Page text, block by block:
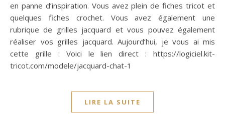
en panne d’inspiration. Vous avez plein de fiches tricot et
quelques fiches crochet. Vous avez également une
rubrique de grilles jacquard et vous pouvez également
réaliser vos grilles jacquard. Aujourd’hui, je vous ai mis
cette grille : Voici le lien direct : https://logiciel.kit-
tricot.com/modele/jacquard-chat-1
LIRE LA SUITE